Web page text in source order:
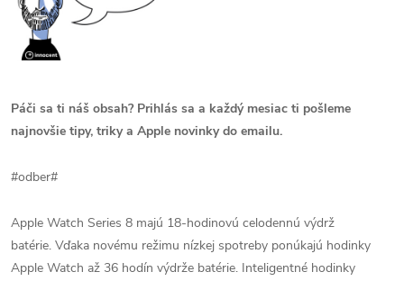
Páči sa ti náš obsah? Prihlás sa a každý mesiac ti pošleme
najnovšie tipy, triky a Apple novinky do emailu.
#odber#
Apple Watch Series 8 majú 18-hodinovú celodennú výdrž
batérie. Vďaka novému režimu nízkej spotreby ponúkajú hodinky
Apple Watch až 36 hodín výdrže batérie. Inteligentné hodinky